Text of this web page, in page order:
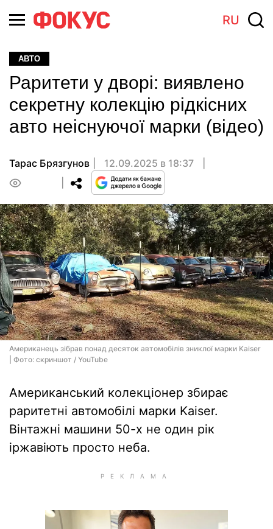
RU
АВТО
Раритети у дворі: виявлено
секретну колекцію рідкісних
авто неіснуючої марки (відео)
Тарас Брязгунов
12.09.2025 в 18:37
Американець зібрав понад десяток автомобілів зниклої марки Kaiser
| Фото: скриншот / YouTube
Американський колекціонер збирає
раритетні автомобілі марки Kaiser.
Вінтажні машини 50-х не один рік
іржавіють просто неба.